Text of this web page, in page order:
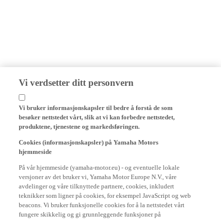
Vi verdsetter ditt personvern
Vi bruker informasjonskapsler til bedre å forstå de som
besøker nettstedet vårt, slik at vi kan forbedre nettstedet,
produktene, tjenestene og markedsføringen.
hjemmeside
versjoner av det bruker vi, Yamaha Motor Europe N.V., våre
avdelinger og våre tilknyttede partnere, cookies, inkludert
teknikker som ligner på cookies, for eksempel JavaScript og web
beacons. Vi bruker funksjonelle cookies for å la nettstedet vårt
fungere skikkelig og gi grunnleggende funksjoner på
hjemmesiden vår, for eksempel å huske